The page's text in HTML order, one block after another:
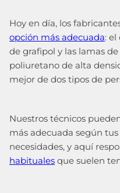
Hoy en día, los
opción más adecuada:
de grafipol y las lamas
poliuretano de alta
mejor de dos tipos de
Nuestros técnicos
más adecuada según
necesidades, y aquí
habituales que suelen